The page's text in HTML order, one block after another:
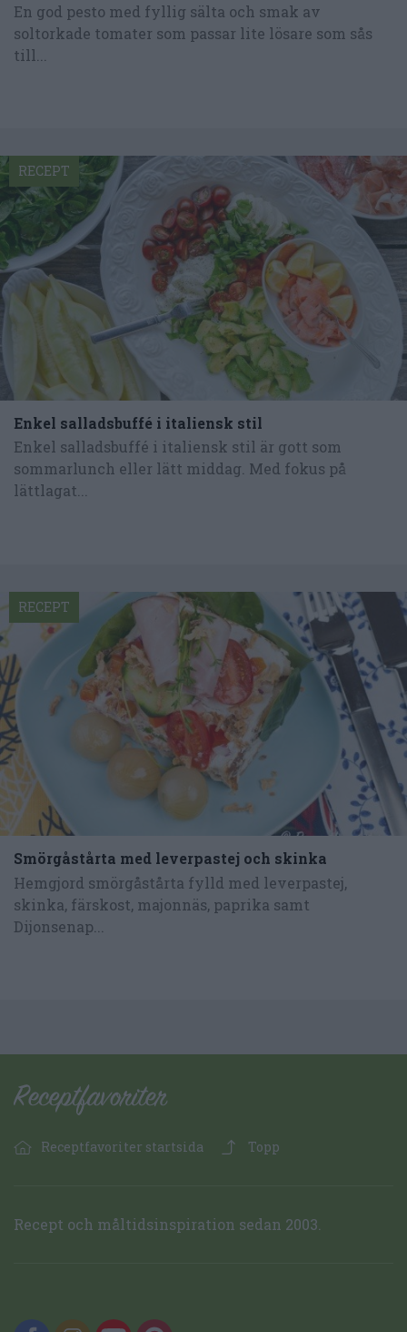
En god pesto med fyllig sälta och smak av
soltorkade tomater som passar lite lösare som sås
till...
Enkel salladsbuffé i italiensk stil
Enkel salladsbuffé i italiensk stil är gott som
sommarlunch eller lätt middag. Med fokus på
lättlagat...
RECEPT
Smörgåstårta med leverpastej och skinka
Hemgjord smörgåstårta fylld med leverpastej,
skinka, färskost, majonnäs, paprika samt
Dijonsenap...
RECEPT
Receptfavoriter startsida Topp
Recept och måltidsinspiration sedan 2003.